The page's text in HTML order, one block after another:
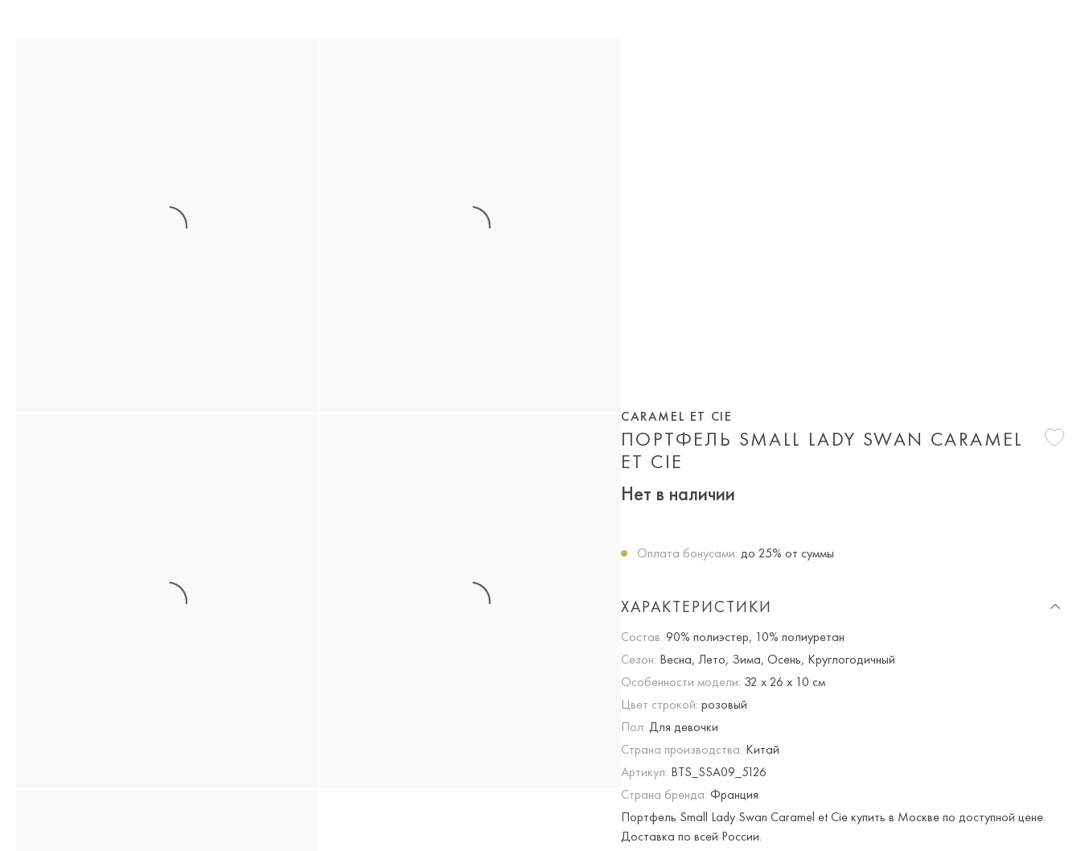
ПОРТФЕЛЬ SMALL LADY SWAN CARAMEL
ET CIE
CARAMEL ET CIE
Нет в наличии
Оплата бонусами: до 25% от суммы
ХАРАКТЕРИСТИКИ
Состав: 90% полиэстер, 10% полиуретан
Сезон: Весна, Лето, Зима, Осень, Круглогодичный
Особенности модели: 32 x 26 x 10 см
Цвет строкой: розовый
Пол: Для девочки
Страна производства: Китай
Артикул: BTS_SSA09_5126
Страна бренда: Франция
Портфель Small Lady Swan Caramel et Cie купить в Москве по доступной цене.
Доставка по всей России.